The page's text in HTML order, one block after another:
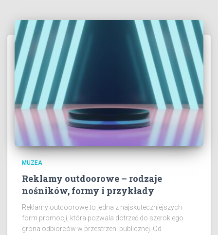
MUZEA
Reklamy outdoorowe – rodzaje
nośników, formy i przykłady
Reklamy outdoorowe to jedna z najskuteczniejszych
form promocji, która pozwala dotrzeć do szerokiego
grona odbiorców w przestrzeni publicznej. Od